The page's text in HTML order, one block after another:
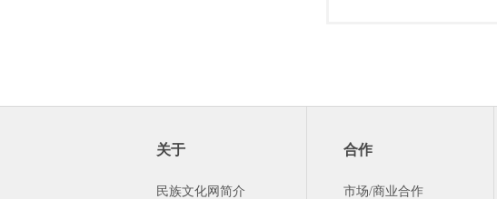
关于
民族文化网简介
合作
市场/商业合作